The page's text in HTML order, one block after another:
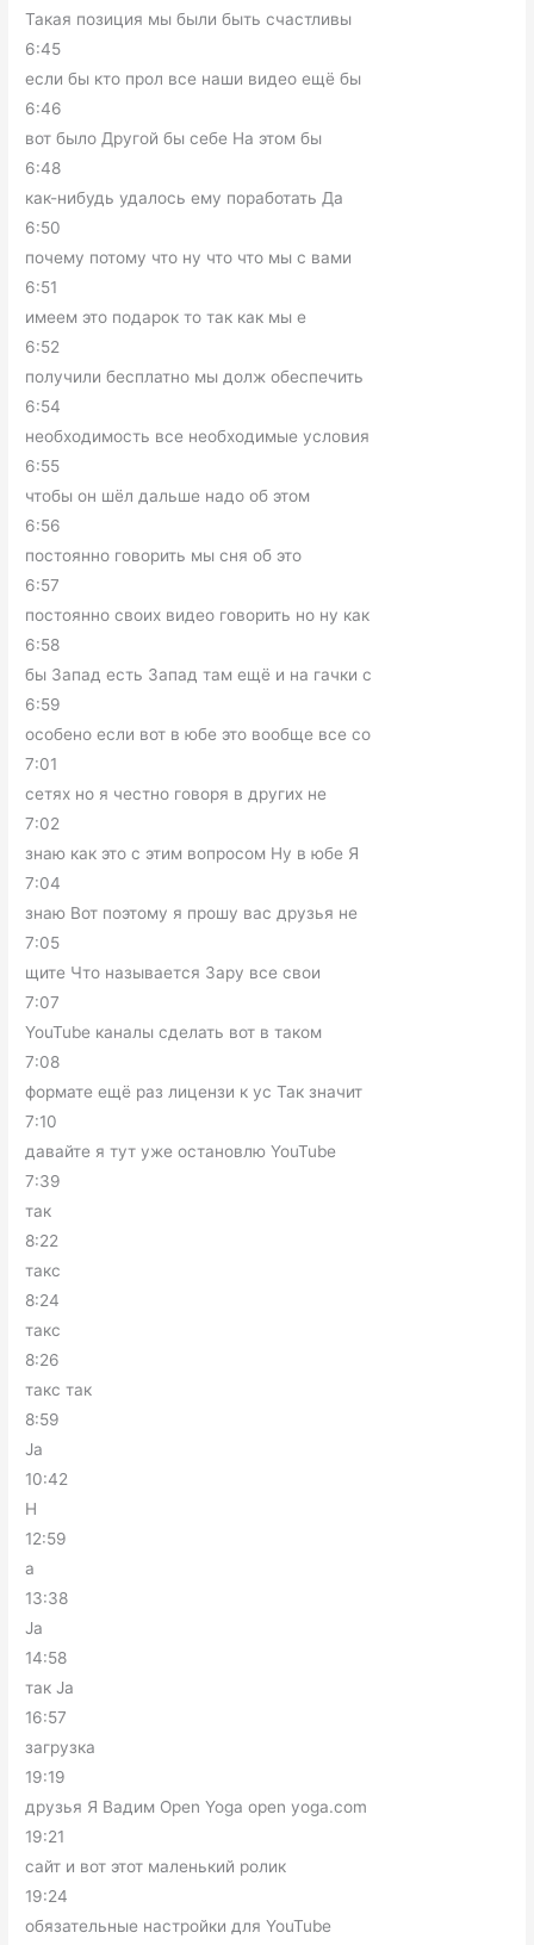
Такая позиция мы были быть счастливы
6:45
если бы кто прол все наши видео ещё бы
6:46
вот было Другой бы себе На этом бы
6:48
как-нибудь удалось ему поработать Да
6:50
почему потому что ну что что мы с вами
6:51
имеем это подарок то так как мы е
6:52
получили бесплатно мы долж обеспечить
6:54
необходимость все необходимые условия
6:55
чтобы он шёл дальше надо об этом
6:56
постоянно говорить мы сня об это
6:57
постоянно своих видео говорить но ну как
6:58
бы Запад есть Запад там ещё и на гачки с
6:59
особено если вот в юбе это вообще все со
7:01
сетях но я честно говоря в других не
7:02
знаю как это с этим вопросом Ну в юбе Я
7:04
знаю Вот поэтому я прошу вас друзья не
7:05
щите Что называется Зару все свои
7:07
YouTube каналы сделать вот в таком
7:08
формате ещё раз лицензи к ус Так значит
7:10
давайте я тут уже остановлю YouTube
7:39
так
8:22
такс
8:24
такс
8:26
такс так
8:59
Ja
10:42
H
12:59
а
13:38
Ja
14:58
так Ja
16:57
загрузка
19:19
друзья Я Вадим Open Yoga open yoga.com
19:21
сайт и вот этот маленький ролик
19:24
обязательные настройки для YouTube